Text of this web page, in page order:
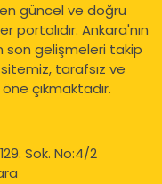
güncel ve doğru
portalıdır. Ankara'nın
son gelişmeleri takip
tarafsız ve
çıkmaktadır.
Sok. No:4/2